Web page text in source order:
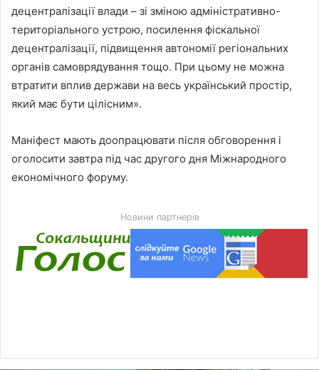
децентралізації влади – зі зміною адміністративно-
територіального устрою, посилення фіскальної
децентралізації, підвищення автономії регіональних
органів самоврядування тощо. При цьому не можна
втратити вплив держави на весь український простір,
який має бути цілісним».
Маніфест мають доопрацювати після обговорення і
оголосити завтра під час другого дня Міжнародного
економічного форуму.
Новини партнерів